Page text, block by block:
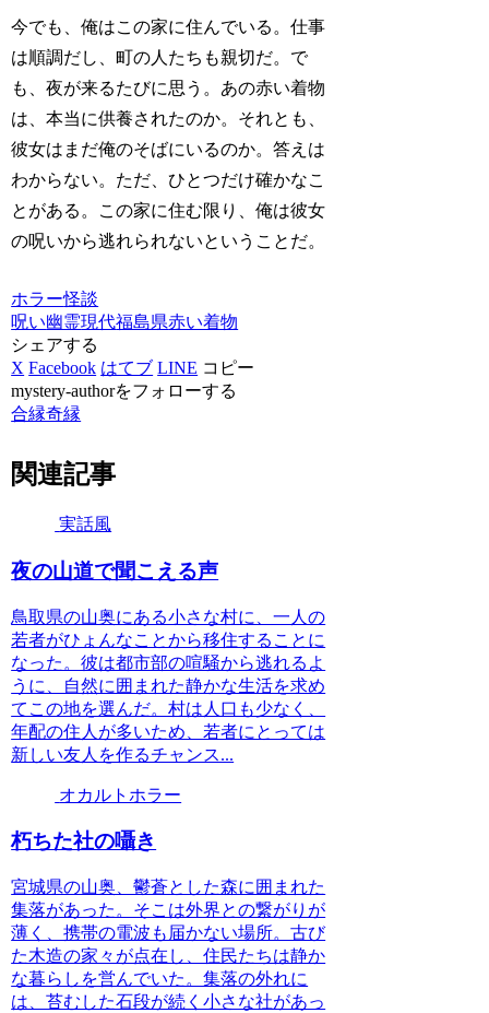
今でも、俺はこの家に住んでいる。仕事
は順調だし、町の人たちも親切だ。で
も、夜が来るたびに思う。あの赤い着物
は、本当に供養されたのか。それとも、
彼女はまだ俺のそばにいるのか。答えは
わからない。ただ、ひとつだけ確かなこ
とがある。この家に住む限り、俺は彼女
の呪いから逃れられないということだ。
ホラー怪談
呪い幽霊現代福島県赤い着物
シェアする
X Facebook はてブ LINE コピー
mystery-authorをフォローする
合縁奇縁
関連記事
実話風
夜の山道で聞こえる声
鳥取県の山奥にある小さな村に、一人の
若者がひょんなことから移住することに
なった。彼は都市部の喧騒から逃れるよ
うに、自然に囲まれた静かな生活を求め
てこの地を選んだ。村は人口も少なく、
年配の住人が多いため、若者にとっては
新しい友人を作るチャンス...
オカルトホラー
朽ちた社の囁き
宮城県の山奥、鬱蒼とした森に囲まれた
集落があった。そこは外界との繋がりが
薄く、携帯の電波も届かない場所。古び
た木造の家々が点在し、住民たちは静か
な暮らしを営んでいた。集落の外れに
は、苔むした石段が続く小さな社があっ